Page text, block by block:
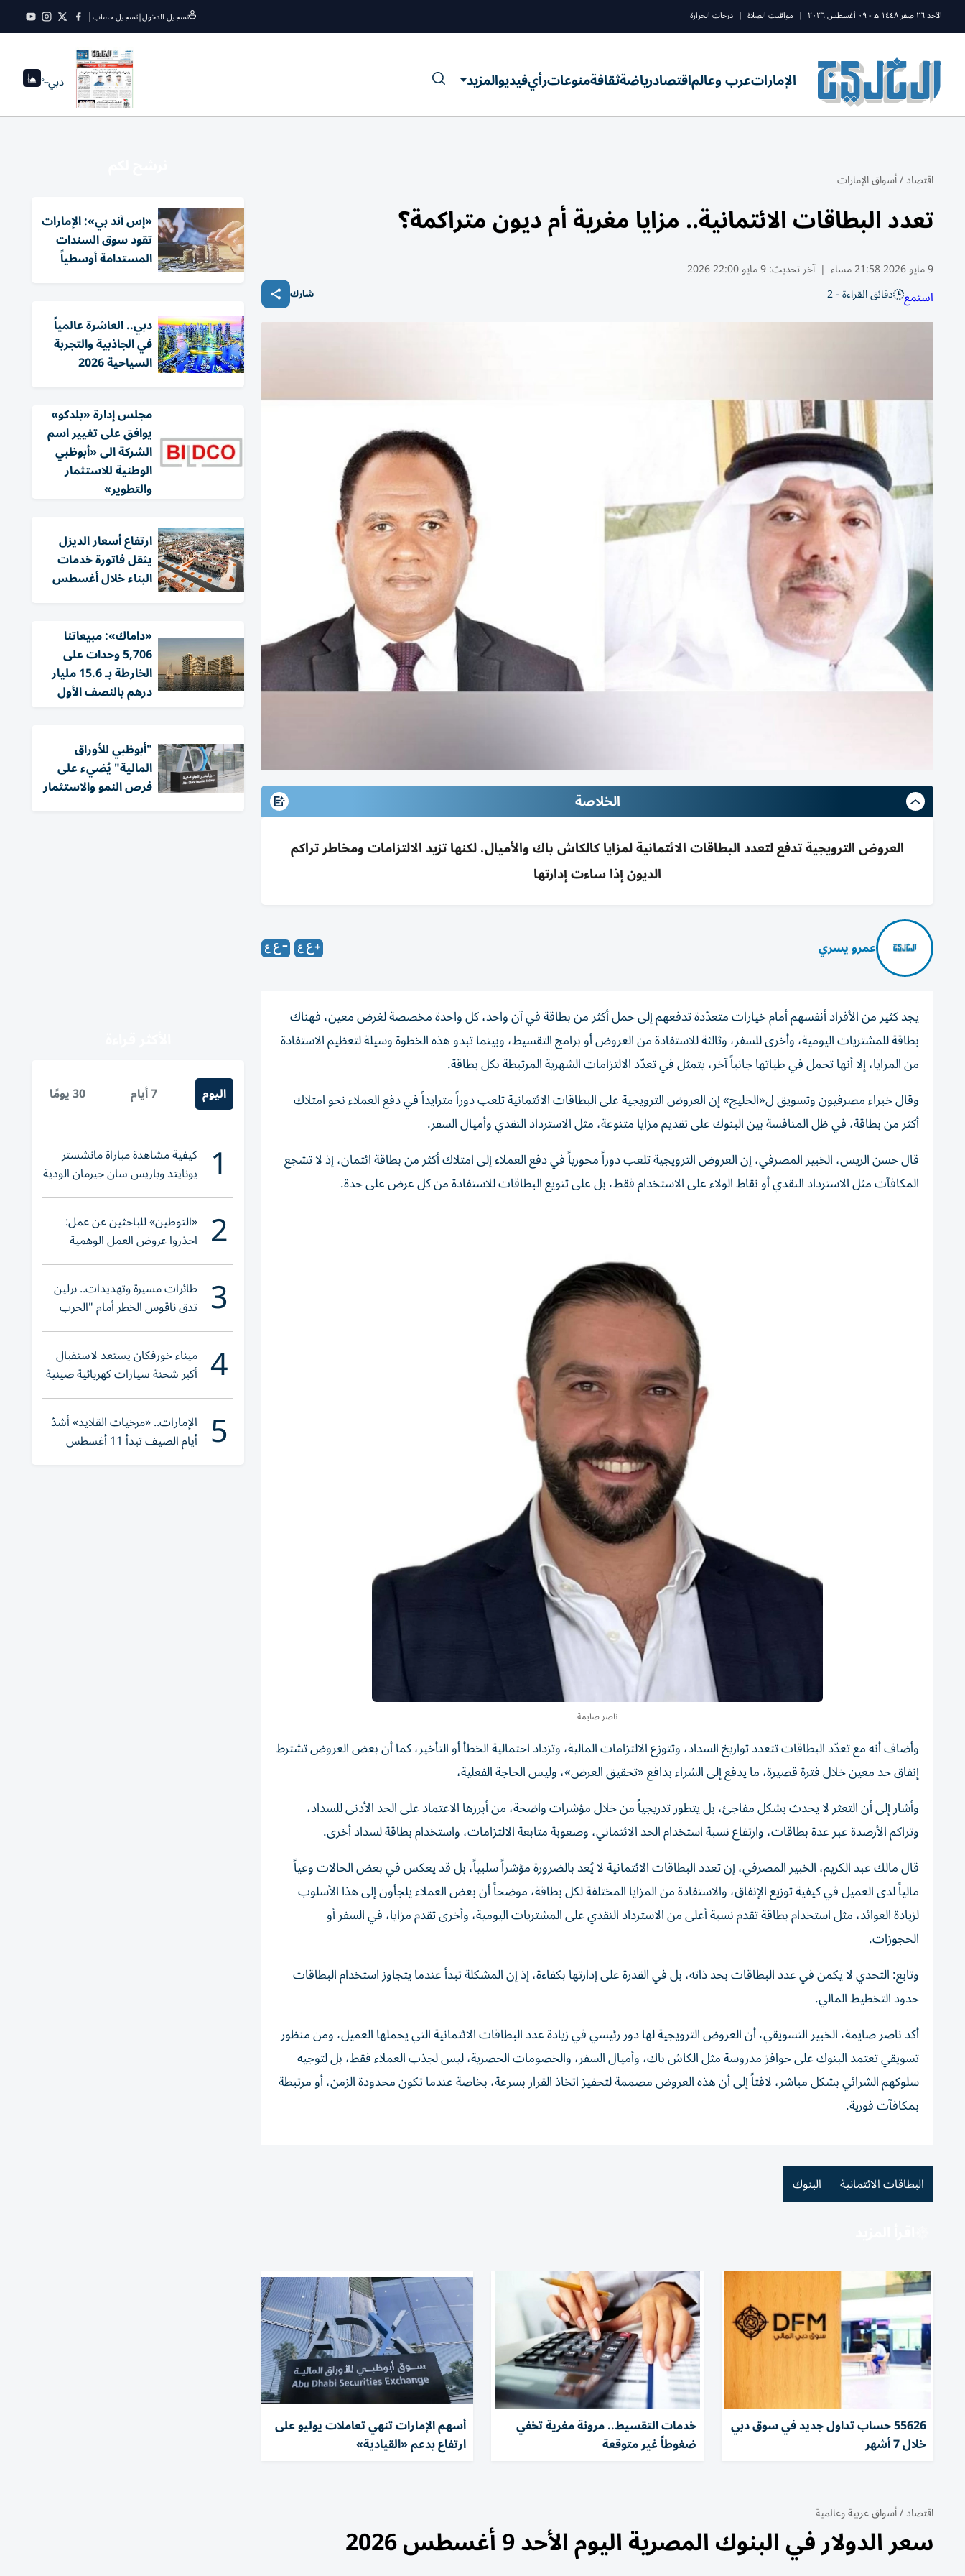
الأحد ٢٦ صفر ١٤٤٨ ه - ٠٩ أغسطس ٢٠٢٦ | مواقيت الصلاة | درجات الحرارة تسجيل الدخول|تسجيل حساب
الإماراتعرب وعالماقتصادرياضةثقافةمنوعاترأيفيديوالمزيد دبي--°
اقتصاد/أسواق الإمارات
تعدد البطاقات الائتمانية.. مزايا مغرية أم ديون متراكمة؟
9 مايو 2026 21:58 مساء | آخر تحديث:9 مايو 22:00 2026
استمع دقائق القراءة - 2 شارك
الخلاصة
العروض الترويجية تدفع لتعدد البطاقات الائتمانية لمزايا كالكاش باك والأميال، لكنها تزيد الالتزامات ومخاطر تراكم
الديون إذا ساءت إدارتها
عمرو يسري
يجد كثير من الأفراد أنفسهم أمام خيارات متعدّدة تدفعهم إلى حمل أكثر من بطاقة في آن واحد، كل واحدة مخصصة لغرض معين، فهناك
بطاقة للمشتريات اليومية، وأخرى للسفر، وثالثة للاستفادة من العروض أو برامج التقسيط، وبينما تبدو هذه الخطوة وسيلة لتعظيم الاستفادة
من المزايا، إلا أنها تحمل في طياتها جانباً آخر، يتمثل في تعدّد الالتزامات الشهرية المرتبطة بكل بطاقة.
وقال خبراء مصرفيون وتسويق ل«الخليج» إن العروض الترويجية على البطاقات الائتمانية تلعب دوراً متزايداً في دفع العملاء نحو امتلاك
أكثر من بطاقة، في ظل المنافسة بين البنوك على تقديم مزايا متنوعة، مثل الاسترداد النقدي وأميال السفر.
قال حسن الريس، الخبير المصرفي، إن العروض الترويجية تلعب دوراً محورياً في دفع العملاء إلى امتلاك أكثر من بطاقة ائتمان، إذ لا تشجع
المكافآت مثل الاسترداد النقدي أو نقاط الولاء على الاستخدام فقط، بل على تنويع البطاقات للاستفادة من كل عرض على حدة.
ناصر صايمة
وأضاف أنه مع تعدّد البطاقات تتعدد تواريخ السداد، وتتوزع الالتزامات المالية، وتزداد احتمالية الخطأ أو التأخير، كما أن بعض العروض تشترط
إنفاق حد معين خلال فترة قصيرة، ما يدفع إلى الشراء بدافع «تحقيق العرض»، وليس الحاجة الفعلية،
وأشار إلى أن التعثر لا يحدث بشكل مفاجئ، بل يتطور تدريجياً من خلال مؤشرات واضحة، من أبرزها الاعتماد على الحد الأدنى للسداد،
وتراكم الأرصدة عبر عدة بطاقات، وارتفاع نسبة استخدام الحد الائتماني، وصعوبة متابعة الالتزامات، واستخدام بطاقة لسداد أخرى.
قال مالك عبد الكريم، الخبير المصرفي، إن تعدد البطاقات الائتمانية لا يُعد بالضرورة مؤشراً سلبياً، بل قد يعكس في بعض الحالات وعياً
مالياً لدى العميل في كيفية توزيع الإنفاق، والاستفادة من المزايا المختلفة لكل بطاقة، موضحاً أن بعض العملاء يلجأون إلى هذا الأسلوب
لزيادة العوائد، مثل استخدام بطاقة تقدم نسبة أعلى من الاسترداد النقدي على المشتريات اليومية، وأخرى تقدم مزايا، في السفر أو
الحجوزات.
وتابع: التحدي لا يكمن في عدد البطاقات بحد ذاته، بل في القدرة على إدارتها بكفاءة، إذ إن المشكلة تبدأ عندما يتجاوز استخدام البطاقات
حدود التخطيط المالي.
أكد ناصر صايمة، الخبير التسويقي، أن العروض الترويجية لها دور رئيسي في زيادة عدد البطاقات الائتمانية التي يحملها العميل، ومن منظور
تسويقي تعتمد البنوك على حوافز مدروسة مثل الكاش باك، وأميال السفر، والخصومات الحصرية، ليس لجذب العملاء فقط، بل لتوجيه
سلوكهم الشرائي بشكل مباشر، لافتاً إلى أن هذه العروض مصممة لتحفيز اتخاذ القرار بسرعة، بخاصة عندما تكون محدودة الزمن، أو مرتبطة
بمكافآت فورية.
البطاقات الائتمانية البنوك
55626 حساب تداول جديد في سوق دبي
خلال 7 أشهر
خدمات التقسيط.. مرونة مغرية تخفي
ضغوطاً غير متوقعة
أسهم الإمارات تنهي تعاملات يوليو على
ارتفاع بدعم «القيادية»
اقتصاد/أسواق عربية وعالمية
سعر الدولار في البنوك المصرية اليوم الأحد 9 أغسطس 2026
«إس آند بي»: الإمارات
تقود سوق السندات
المستدامة أوسطياً
دبي.. العاشرة عالمياً
في الجاذبية والتجربة
السياحية 2026
مجلس إدارة «بلدكو»
يوافق على تغيير اسم
الشركة الى «أبوظبي
الوطنية للاستثمار
والتطوير»
ارتفاع أسعار الديزل
يثقل فاتورة خدمات
البناء خلال أغسطس
«داماك»: مبيعاتنا
5,706 وحدات على
الخارطة بـ 15.6 مليار
درهم بالنصف الأول
"أبوظبي للأوراق
المالية" يُضيء على
فرص النمو والاستثمار
اليوم 7 أيام 30 يومًا
1 كيفية مشاهدة مباراة مانشستر
يونايتد وباريس سان جيرمان الودية
والقنوات الناقلة
2 «التوطين» للباحثين عن عمل:
احذروا عروض العمل الوهمية
وتحققوا عبر «الباركود»
3 طائرات مسيرة وتهديدات.. برلين
تدق ناقوس الخطر أمام "الحرب
الهجينة"
4 ميناء خورفكان يستعد لاستقبال
أكبر شحنة سيارات كهربائية صينية
5 الإمارات.. «مرخيات القلايد» أشدّ
أيام الصيف تبدأ 11 أغسطس